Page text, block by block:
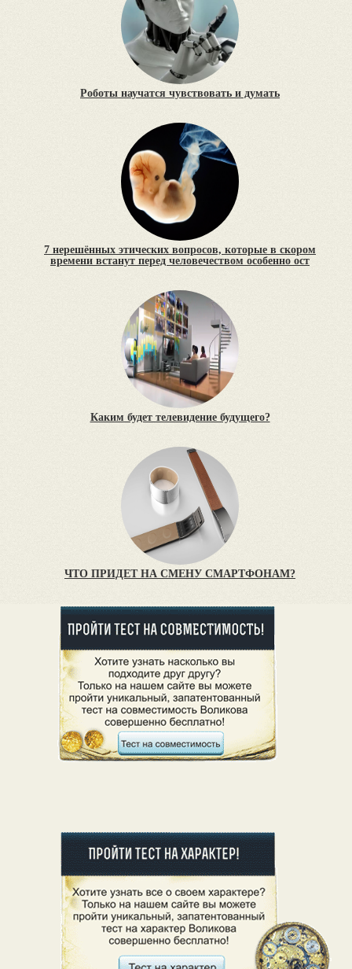
Роботы научатся чувствовать и думать
7 нерешённых этических вопросов, которые в скором
времени встанут перед человечеством особенно ост
Каким будет телевидение будущего?
ЧТО ПРИДЕТ НА СМЕНУ СМАРТФОНАМ?